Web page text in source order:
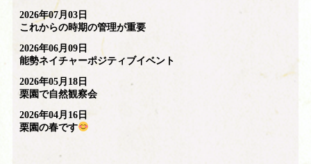
2026年07月03日
これからの時期の管理が重要
2026年06月09日
能勢ネイチャーポジティブイベント
2026年05月18日
栗園で自然観察会
2026年04月16日
栗園の春です